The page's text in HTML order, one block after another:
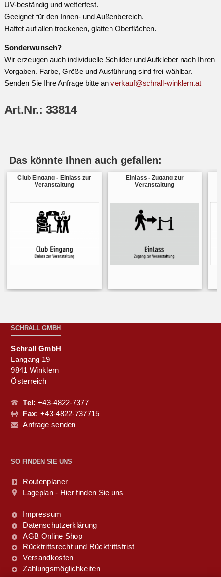
UV-beständig und wetterfest.
Geeignet für den Innen- und Außenbereich.
Haftet auf allen trockenen, glatten Oberflächen.
Sonderwunsch?
Wir erzeugen auch individuelle Schilder und Aufkleber nach Ihren
Vorgaben. Farbe, Größe und Ausführung sind frei wählbar.
Senden Sie Ihre Anfrage bitte anverkauf@schrall-winklern.at
Art.Nr.: 33814
Das könnte Ihnen auch gefallen:
Club Eingang - Einlass zur
Veranstaltung
Einlass - Zugang zur
Veranstaltung
SCHRALL GMBH
Schrall GmbH
Langang 19
9841 Winklern
Österreich
Tel: +43-4822-7377
Fax: +43-4822-737715
Anfrage senden
SO FINDEN SIE UNS
Routenplaner
Lageplan - Hier finden Sie uns
Impressum
Datenschutzerklärung
AGB Online Shop
Rücktrittsrecht und Rücktrittsfrist
Versandkosten
Zahlungsmöglichkeiten